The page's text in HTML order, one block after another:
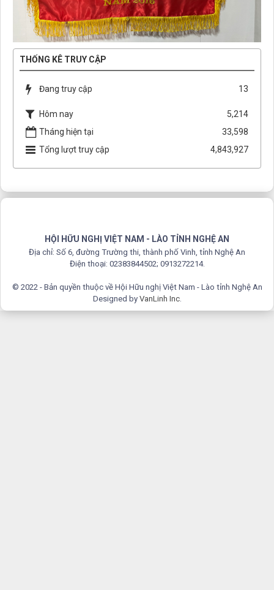
THỐNG KÊ TRUY CẬP
Đang truy cập 13
Hôm nay
5,214
Tháng hiện tại
33,598
Tổng lượt truy cập
4,843,927
HỘI HỮU NGHỊ VIỆT NAM - LÀO TỈNH NGHỆ AN
Địa chỉ: Số 6, đường Trường thi, thành phố Vinh, tỉnh Nghệ An
Điện thoại: 02383844502; 0913272214.
© 2022 - Bản quyền thuộc về Hội Hữu nghị Việt Nam - Lào tỉnh Nghệ An
Designed by VanLinh Inc.